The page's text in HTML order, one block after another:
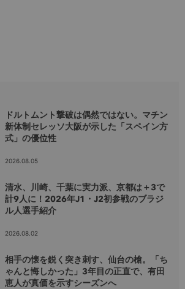
ドルトムント撃破は偶然ではない。マチン
新体制セレッソ大阪が示した「スペイン方
式」の優位性
2026.08.05
清水、川崎、千葉に実力派、京都は＋3で
計9人に！2026年J1・J2初参戦のブラジ
ル人選手紹介
2026.08.02
相手の懐を鋭く突き刺す、仙台の槍。「ち
ゃんと悔しかった」3年目の正直で、有田
恵人が真価を示すシーズンへ